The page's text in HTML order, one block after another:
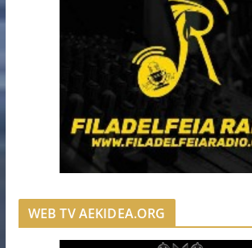
WEB TV AEKIDEA.ORG